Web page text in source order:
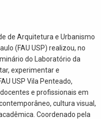
de Arquitetura e Urbanismo
(FAU USP) realizou, no
do Laboratório da
experimentar e
USP Vila Penteado,
e profissionais em
cultura visual,
Coordenado pela